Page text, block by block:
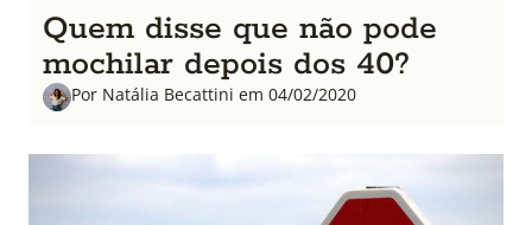
Quem disse que não pode
mochilar depois dos 40?
Por Natália Becattini em 04/02/2020